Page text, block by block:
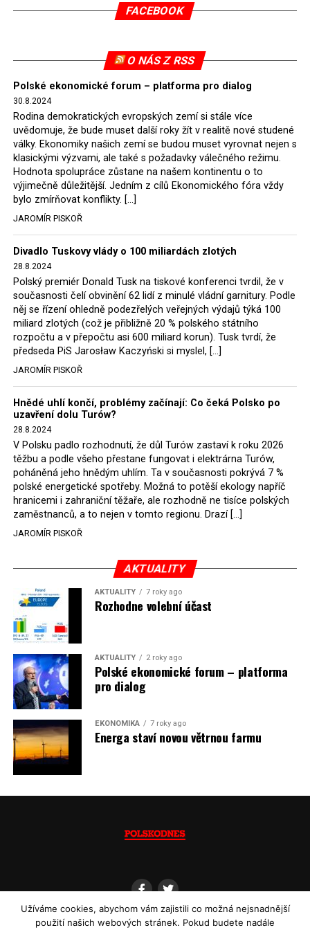
společnosti konečně donutily polský stát, aby od nich
převzal doly a další uhelná aktiva a ty do konce příštího
ovládaným energetickým společnostem se tak uvolní
ruce a budou schopny financovat z nových úvěrů
zelenou energetiku a uhlí pro provoz dožívajících
elektráren budou nakupovat za určené ceny ze státních
dolů. Taková je energetická politika nové polské vlády.
Ostatně expert Onichimowski podotkl, že na evropském
trhu s elektřinou je jí dost a je levná.
Jaromír Piskoř
FACEBOOK
O NÁS Z RSS
Polské ekonomické forum – platforma pro dialog
30.8.2024
Rodina demokratických evropských zemí si stále více
uvědomuje, že bude muset další roky žít v realitě nové studené
války. Ekonomiky našich zemí se budou muset vyrovnat nejen s
klasickými výzvami, ale také s požadavky válečného režimu.
Hodnota spolupráce zůstane na našem kontinentu o to
výjimečně důležitější. Jedním z cílů Ekonomického fóra vždy
bylo zmírňovat konflikty. […]
JAROMÍR PISKOŘ
Divadlo Tuskovy vlády o 100 miliardách zlotých
28.8.2024
Polský premiér Donald Tusk na tiskové konferenci tvrdil, že v
současnosti čelí obvinění 62 lidí z minulé vládní garnitury. Podle
něj se řízení ohledně podezřelých veřejných výdajů týká 100
miliard zlotých (což je přibližně 20 % polského státního
rozpočtu a v přepočtu asi 600 miliard korun). Tusk tvrdí, že
předseda PiS Jarosław Kaczyński si myslel, […]
JAROMÍR PISKOŘ
Hnědé uhlí končí, problémy začínají: Co čeká Polsko po
uzavření dolu Turów?
28.8.2024
V Polsku padlo rozhodnutí, že důl Turów zastaví k roku 2026
těžbu a podle všeho přestane fungovat i elektrárna Turów,
poháněná jeho hnědým uhlím. Ta v současnosti pokrývá 7 %
polské energetické spotřeby. Možná to potěší ekology napříč
hranicemi i zahraniční těžaře, ale rozhodně ne tisíce polských
zaměstnanců, a to nejen v tomto regionu. Drazí […]
JAROMÍR PISKOŘ
AKTUALITY
AKTUALITY 7 roky ago
Rozhodne volební účast
AKTUALITY 2 roky ago
Polské ekonomické forum – platforma
pro dialog
EKONOMIKA 7 roky ago
Energa staví novou větrnou farmu
Užíváme cookies, abychom vám zajistili co možná nejsnadnější
použití našich webových stránek. Pokud budete nadále